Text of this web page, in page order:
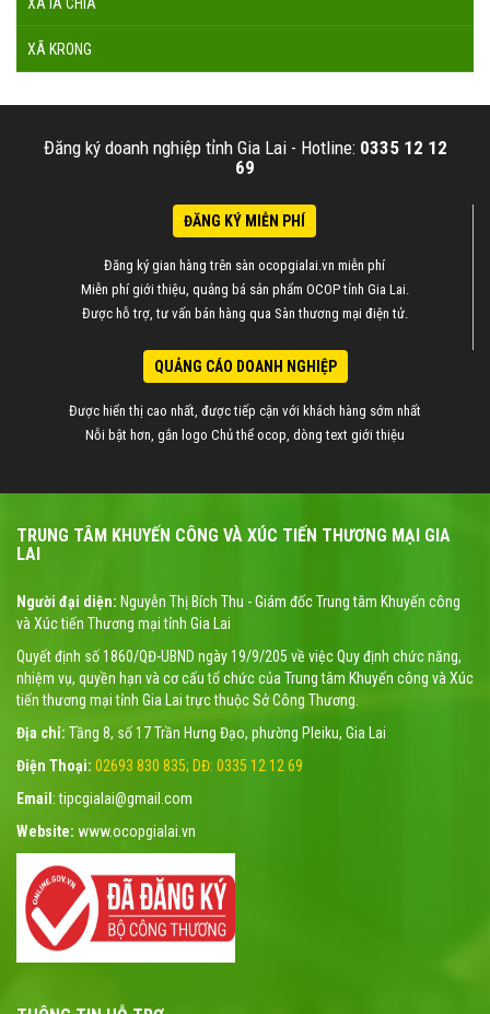
XÃ KRONG
Đăng ký doanh nghiệp tỉnh Gia Lai - Hotline: 0335 12 12
69
ĐĂNG KÝ MIỄN PHÍ
Đăng ký gian hàng trên sàn ocopgialai.vn miễn phí
Miễn phí giới thiệu, quảng bá sản phẩm OCOP tỉnh Gia Lai.
Được hỗ trợ, tư vấn bán hàng qua Sàn thương mại điện tử.
QUẢNG CÁO DOANH NGHIỆP
Được hiển thị cao nhất, được tiếp cận với khách hàng sớm nhất
Nỗi bật hơn, gắn logo Chủ thể ocop, dòng text giới thiệu
TRUNG TÂM KHUYẾN CÔNG VÀ XÚC TIẾN THƯƠNG MẠI GIA
LAI
Người đại diện: Nguyễn Thị Bích Thu - Giám đốc Trung tâm Khuyến công
và Xúc tiến Thương mại tỉnh Gia Lai
Quyết định số 1860/QĐ-UBND ngày 19/9/205 về việc Quy định chức năng,
nhiệm vụ, quyền hạn và cơ cấu tổ chức của Trung tâm Khuyến công và Xúc
tiến thương mại tỉnh Gia Lai trực thuộc Sở Công Thương.
Địa chỉ: Tầng 8, số 17 Trần Hưng Đạo, phường Pleiku, Gia Lai
Điện Thoại: 02693 830 835; DĐ: 0335 12 12 69
Email : tipcgialai@gmail.com
Website: www.ocopgialai.vn